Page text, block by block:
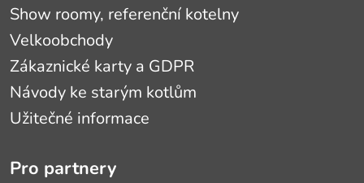
Show roomy, referenční kotelny
Velkoobchody
Zákaznické karty a GDPR
Návody ke starým kotlům
Užitečné informace
Pro partnery